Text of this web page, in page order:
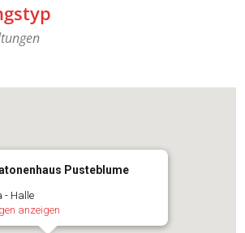
Pusteblume
- Halle
anzeigen